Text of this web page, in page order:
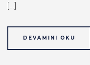
[…]
DEVAMINI OKU